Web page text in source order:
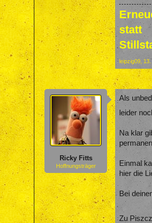
statt
leipzig09
Ricky Fitts
Hoffnungsträger
Als
leider
Na klar
Einmal
hier die
Bei
Zu